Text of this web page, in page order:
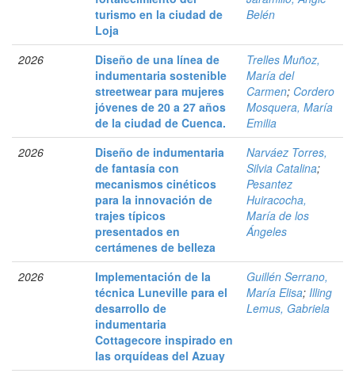
turismo en la ciudad de
Loja
Belén
2026
Diseño de una línea de
indumentaria sostenible
streetwear para mujeres
jóvenes de 20 a 27 años
de la ciudad de Cuenca.
Trelles Muñoz,
María del
Carmen; Cordero
Mosquera, María
Emilia
2026
Diseño de indumentaria
de fantasía con
mecanismos cinéticos
para la innovación de
trajes típicos
presentados en
certámenes de belleza
Narváez Torres,
Silvia Catalina;
Pesantez
Huiracocha,
María de los
Ángeles
2026
Implementación de la
técnica Luneville para el
desarrollo de
indumentaria
Cottagecore inspirado en
las orquídeas del Azuay
Guillén Serrano,
María Elisa; Illing
Lemus, Gabriela